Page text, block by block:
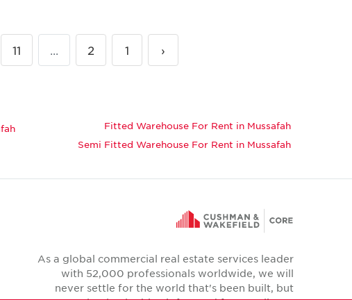
‹
1
2
...
11
Fitted Warehouse For Rent in Mussafah
Semi Fitted Warehouse For Rent in Mussafah
As a global commercial real estate services leader
with 52,000 professionals worldwide, we will
never settle for the world that's been built, but